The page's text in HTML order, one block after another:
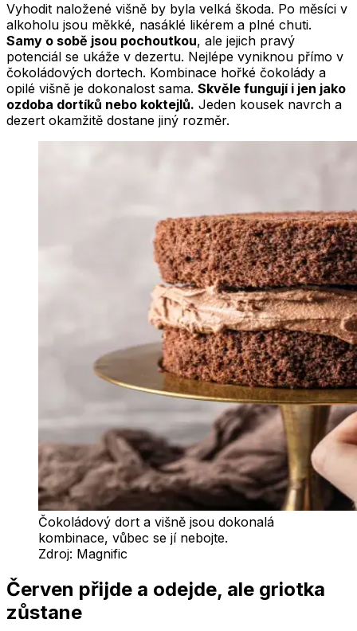
Vyhodit naložené višně by byla velká škoda. Po měsíci v
alkoholu jsou měkké, nasáklé likérem a plné chuti.
Samy o sobě jsou pochoutkou, ale jejich pravý
potenciál se ukáže v dezertu. Nejlépe vyniknou přímo v
čokoládových dortech. Kombinace hořké čokolády a
opilé višně je dokonalost sama. Skvěle fungují i jen jako
ozdoba dortíků nebo koktejlů. Jeden kousek navrch a
dezert okamžitě dostane jiný rozměr.
Čokoládový dort a višně jsou dokonalá
kombinace, vůbec se jí nebojte.
Zdroj: Magnific
Červen přijde a odejde, ale griotka
zůstane